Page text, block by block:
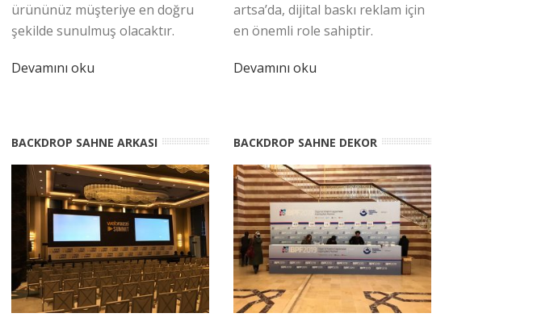
ürününüz müşteriye en doğru
şekilde sunulmuş olacaktır.
Devamını oku
artsa’da, dijital baskı reklam için
en önemli role sahiptir.
Devamını oku
BACKDROP SAHNE ARKASI BACKDROP SAHNE DEKOR